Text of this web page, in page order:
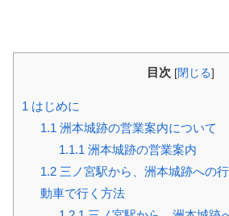
目次 [閉じる]
1 はじめに
1.1 洲本城跡の営業案内について
1.1.1 洲本城跡の営業案内
1.2三ノ宮駅から、洲本城跡への
動車で行く方法